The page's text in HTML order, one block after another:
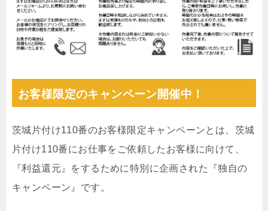
お客様限定のキャンペーン開催中！
茨城片付け110番のお客様限定キャンペーンとは、茨城
片付け110番にお仕事をご依頼したお客様に向けて、
『利益還元』をするために特別に企画された『独自の
キャンペーン』です。